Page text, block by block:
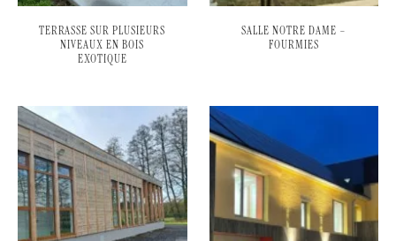
TERRASSE SUR PLUSIEURS
NIVEAUX EN BOIS
EXOTIQUE
SALLE NOTRE DAME –
FOURMIES